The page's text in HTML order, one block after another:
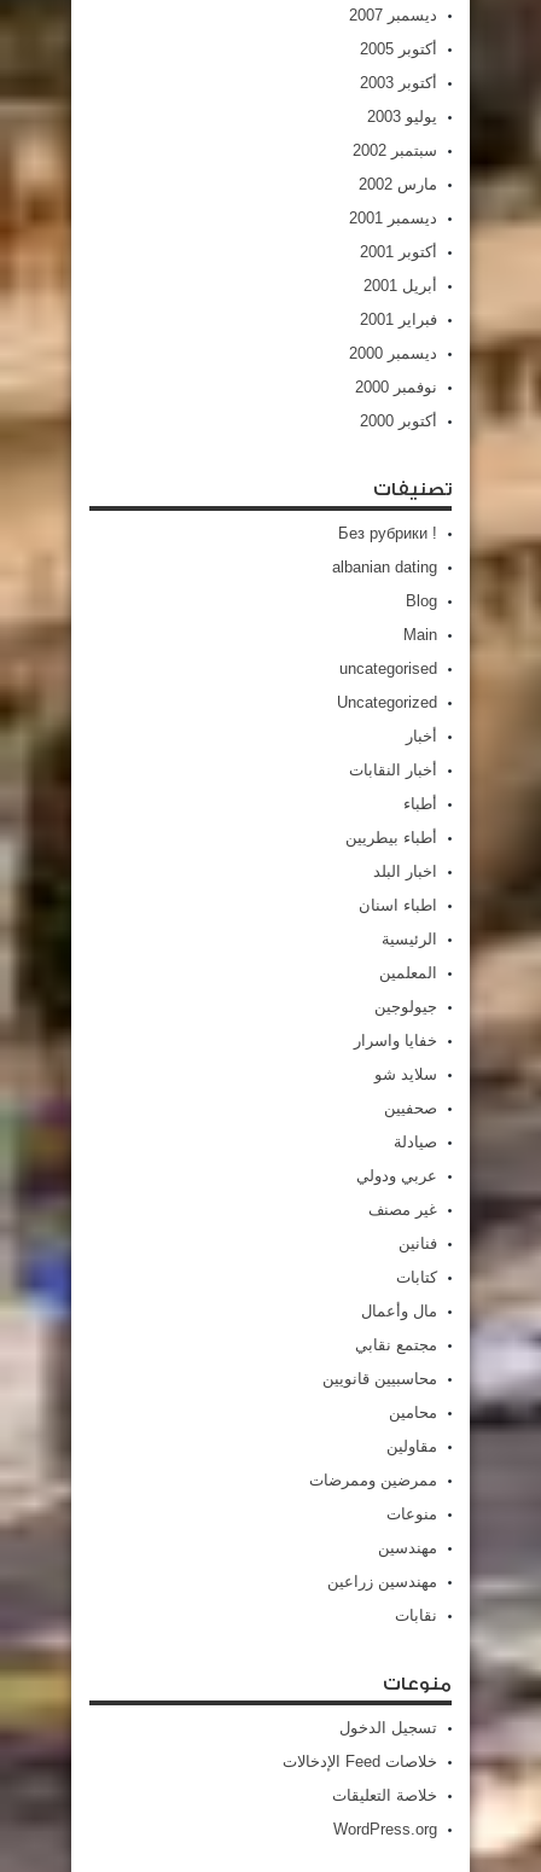
ديسمبر 2007
أكتوبر 2005
أكتوبر 2003
يوليو 2003
سبتمبر 2002
مارس 2002
ديسمبر 2001
أكتوبر 2001
أبريل 2001
فبراير 2001
ديسمبر 2000
نوفمبر 2000
أكتوبر 2000
تصنيفات
! Без рубрики
albanian dating
Blog
Main
uncategorised
Uncategorized
أخبار
أخبار النقابات
أطباء
أطباء بيطريين
اخبار البلد
اطباء اسنان
الرئيسية
المعلمين
جيولوجين
خفايا واسرار
سلايد شو
صحفيين
صيادلة
عربي ودولي
غير مصنف
فنانين
كتابات
مال وأعمال
مجتمع نقابي
محاسبيين قانويين
محامين
مقاولين
ممرضين وممرضات
منوعات
مهندسين
مهندسين زراعين
نقابات
منوعات
تسجيل الدخول
خلاصات Feed الإدخالات
خلاصة التعليقات
WordPress.org